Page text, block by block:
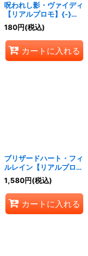
呪われし影・ヴァイディ
【リアルプロモ】{-}
《ドラゴン》
180円(税込)
カートに入れる
ブリザードハート・フィ
ルレイン【リアルプロ
モ】{-}《ドラゴン》
1,580円(税込)
カートに入れる